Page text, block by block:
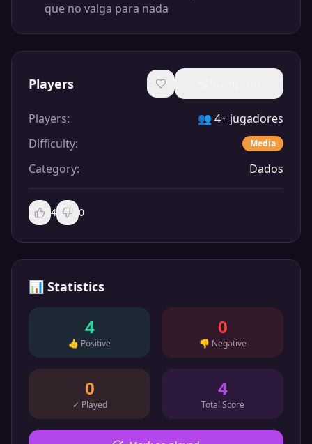
que no valga para nada
Players
Players: 👥 4+ jugadores
Difficulty: Media
Category: Dados
4 0
📊 Statistics
4
👍 Positive
0
👎 Negative
0
✓ Played
4
Total Score